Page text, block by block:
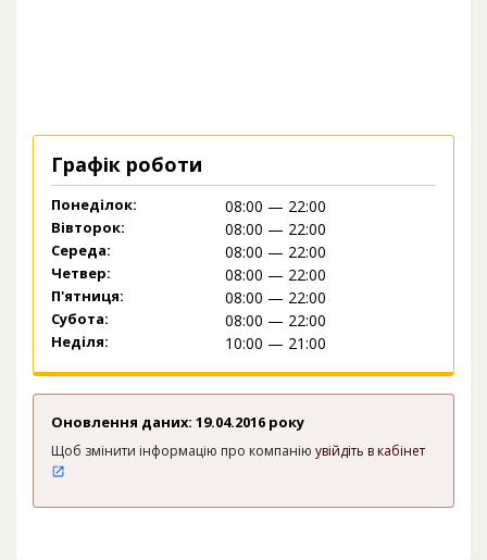
Графік роботи
Понеділок: 08:00 — 22:00
Вівторок: 08:00 — 22:00
Середа: 08:00 — 22:00
Четвер: 08:00 — 22:00
П'ятниця: 08:00 — 22:00
Субота: 08:00 — 22:00
Неділя: 10:00 — 21:00
Оновлення даних: 19.04.2016 року
Щоб змінити інформацію про компанію увійдіть в кабінет